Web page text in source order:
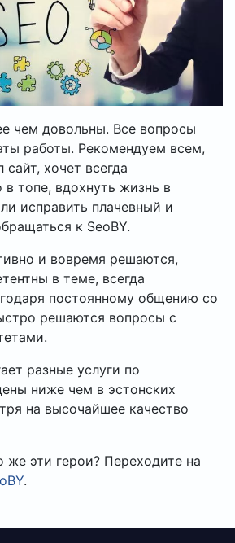
чем довольны. Все вопросы
работы. Рекомендуем всем,
хочет всегда
в топе, вдохнуть жизнь в
исправить плачевный и
к SeoBY.
и вовремя решаются,
в теме, всегда
постоянному общению со
решаются вопросы с
разные услуги по
ниже чем в эстонских
на высочайшее качество
же эти герои? Переходите на
.